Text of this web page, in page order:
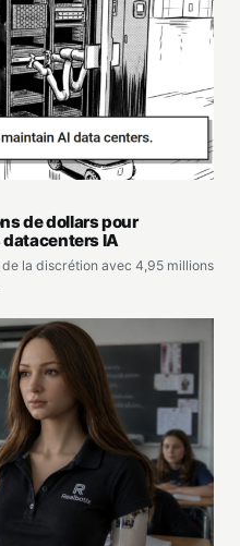
de dollars pour
IA
la discrétion avec 4,95 millions